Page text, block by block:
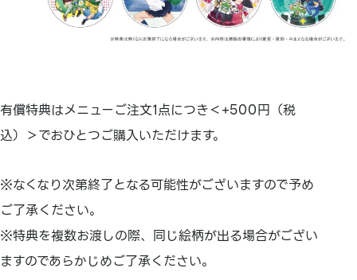
有償特典はメニューご注文1点につき＜+500円（税
込）＞でおひとつご購入いただけます。
※なくなり次第終了となる可能性がございますので予め
ご了承ください。
※特典を複数お渡しの際、同じ絵柄が出る場合がござい
ますのであらかじめご了承ください。